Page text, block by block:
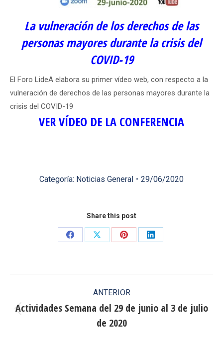
La vulneración de los derechos de las
personas mayores durante la crisis del
COVID-19
El Foro LideA elabora su primer vídeo web, con respecto a la
vulneración de derechos de las personas mayores durante la
crisis del COVID-19
VER VÍDEO DE LA CONFERENCIA
Categoría: Noticias General 29/06/2020
Share this post
Share
Share
Share
Share
entre
publicaciones
ANTERIOR
Publicación
anterior:
Actividades Semana del 29 de junio al 3 de julio
de 2020